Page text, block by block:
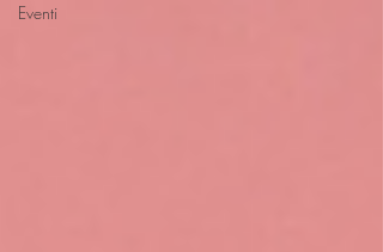
Eventi